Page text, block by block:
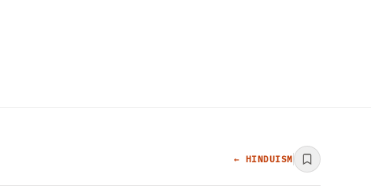
← HINDUISM